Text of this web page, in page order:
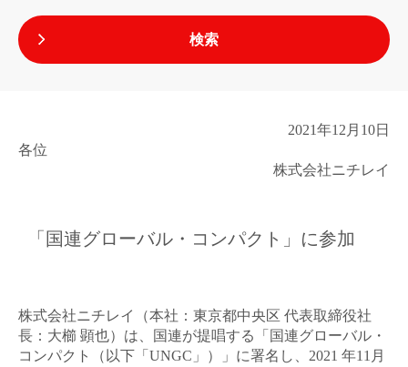
2021年12 月 10日
各位
株式会社ニチレイ
「国連グローバル・コンパクト」に参加
株式会社ニチレイ（本社：東京都中央区 代表取締役社
長：大櫛 顕也）は、国連が提唱する「国連グローバル・
コンパクト（以下「 UNGC 」）」に署名し、 2021 年11 月